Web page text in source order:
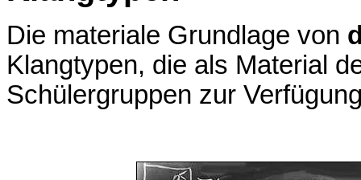
Die materiale Grundlage von
Klangtypen, die als Material
Schülergruppen zur